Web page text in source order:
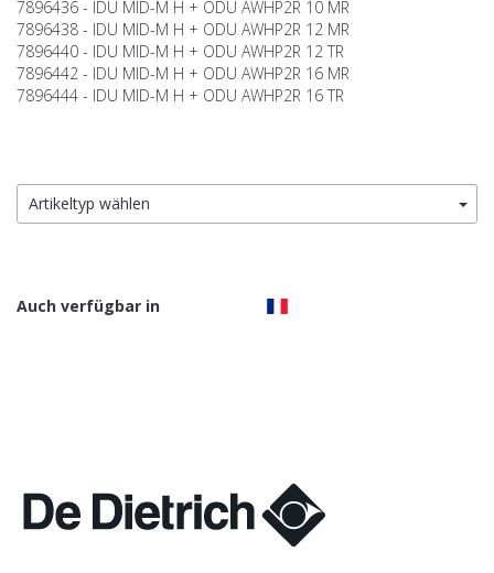
7896436 - IDU MID-M H + ODU AWHP2R 10 MR
7896438 - IDU MID-M H + ODU AWHP2R 12 MR
7896440 - IDU MID-M H + ODU AWHP2R 12 TR
7896442 - IDU MID-M H + ODU AWHP2R 16 MR
7896444 - IDU MID-M H + ODU AWHP2R 16 TR
Artikeltyp wählen
Auch verfügbar in